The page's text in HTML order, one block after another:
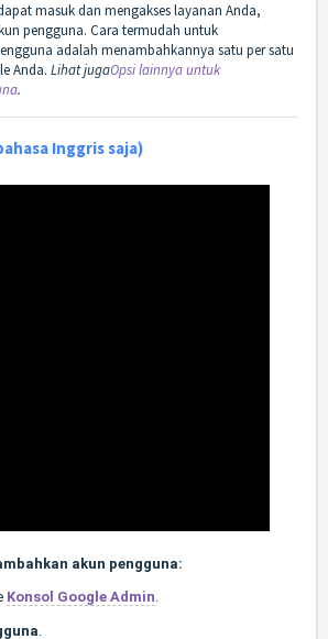
masuk dan mengakses layanan Anda,
pengguna. Cara termudah untuk
adalah menambahkannya satu per satu
Anda. Lihat jugaOpsi lainnya untuk
.
Inggris saja)
akun pengguna:
Konsol Google Admin.
.